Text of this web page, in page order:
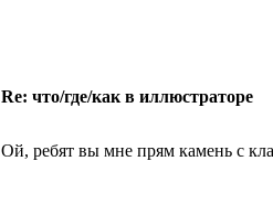
Re: что/где/как в иллюстраторе
Ой, ребят вы мне прям камень с